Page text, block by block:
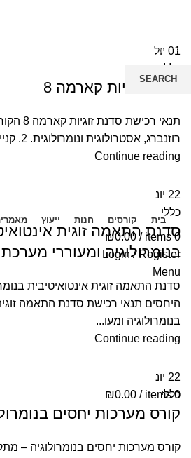
בית קורסים חנות ייעוץ
0
items
/
₪0.00
Login / Register
Menu
0
items
/
₪0.00
01 יול
כללי
סדנת זוגיות קארמה 8
תנאי
רוזנברג, אסטרולוגית ונומרולוגית. 2. קניין רוחני וזכויות יוצ...
Continue reading
22 יונ
כללי
סדנת התאמה זוגית
בנומרולוגיה ומעוררי
סדנת התאמה זוגית אינטואיטיבית
היחסים תנאי רכישת סדנת התאמה
בנומרולוגיה ומעו...
Continue reading
22 יונ
כללי
קורס מערכות יחסים
קורס מערכות יחסים בנומרולוגיה –
SEARCH